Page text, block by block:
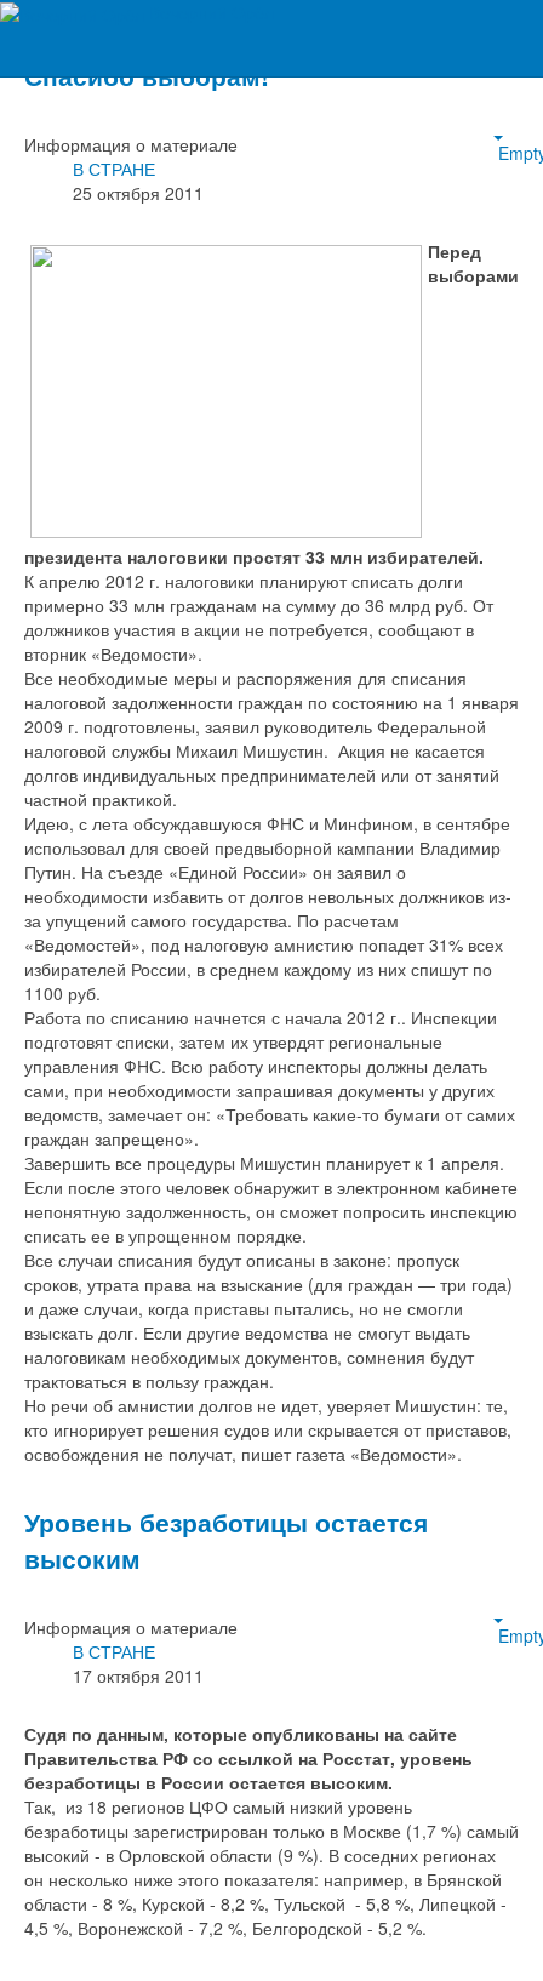
Спасибо выборам!
Информация о материале
В СТРАНЕ
25 октября 2011
Перед
выборами
президента налоговики простят 33 млн избирателей.
К апрелю 2012 г. налоговики планируют списать долги
примерно 33 млн гражданам на сумму до 36 млрд руб. От
должников участия в акции не потребуется, сообщают в
вторник «Ведомости».
Все необходимые меры и распоряжения для списания
налоговой задолженности граждан по состоянию на 1 января
2009 г. подготовлены, заявил руководитель Федеральной
налоговой службы Михаил Мишустин. Акция не касается
долгов индивидуальных предпринимателей или от занятий
частной практикой.
Идею, с лета обсуждавшуюся ФНС и Минфином, в сентябре
использовал для своей предвыборной кампании Владимир
Путин. На съезде «Единой России» он заявил о
необходимости избавить от долгов невольных должников из-
за упущений самого государства. По расчетам
«Ведомостей», под налоговую амнистию попадет 31% всех
избирателей России, в среднем каждому из них спишут по
1100 руб.
Работа по списанию начнется с начала 2012 г.. Инспекции
подготовят списки, затем их утвердят региональные
управления ФНС. Всю работу инспекторы должны делать
сами, при необходимости запрашивая документы у других
ведомств, замечает он: «Требовать какие-то бумаги от самих
граждан запрещено».
Завершить все процедуры Мишустин планирует к 1 апреля.
Если после этого человек обнаружит в электронном кабинете
непонятную задолженность, он сможет попросить инспекцию
списать ее в упрощенном порядке.
Все случаи списания будут описаны в законе: пропуск
сроков, утрата права на взыскание (для граждан — три года)
и даже случаи, когда приставы пытались, но не смогли
взыскать долг. Если другие ведомства не смогут выдать
налоговикам необходимых документов, сомнения будут
трактоваться в пользу граждан.
Но речи об амнистии долгов не идет, уверяет Мишустин: те,
кто игнорирует решения судов или скрывается от приставов,
освобождения не получат, пишет газета «Ведомости».
Уровень безработицы остается
высоким
Информация о материале
В СТРАНЕ
17 октября 2011
Судя по данным, которые опубликованы на сайте
Правительства РФ со ссылкой на Росстат, уровень
безработицы в России остается высоким.
Так, из 18 регионов ЦФО самый низкий уровень
безработицы зарегистрирован только в Москве (1,7 %) самый
высокий - в Орловской области (9 %). В соседних регионах
он несколько ниже этого показателя: например, в Брянской
области - 8 %, Курской - 8,2 %, Тульской - 5,8 %, Липецкой -
4,5 %, Воронежской - 7,2 %, Белгородской - 5,2 %.